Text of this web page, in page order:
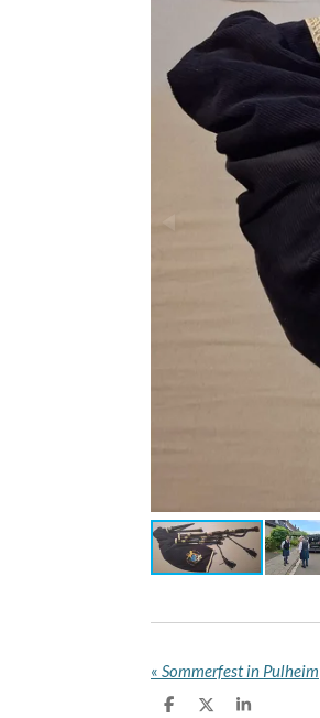
« Sommerfest in Pulheim
T T T